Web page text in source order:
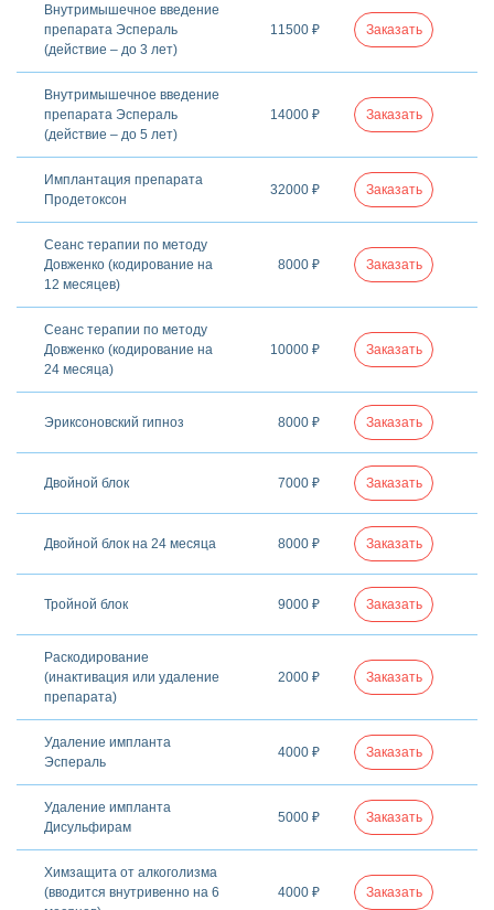
Внутримышечное введение
препарата Эспераль
(действие – до 3 лет)
11500 ₽ Заказать
Внутримышечное введение
препарата Эспераль
(действие – до 5 лет)
14000 ₽ Заказать
Имплантация препарата
Продетоксон
32000 ₽ Заказать
Сеанс терапии по методу
Довженко (кодирование на
12 месяцев)
8000 ₽ Заказать
Сеанс терапии по методу
Довженко (кодирование на
24 месяца)
10000 ₽ Заказать
Эриксоновский гипноз 8000 ₽ Заказать
Двойной блок 7000 ₽ Заказать
Двойной блок на 24 месяца 8000 ₽ Заказать
Тройной блок 9000 ₽ Заказать
Раскодирование
(инактивация или удаление
препарата)
2000 ₽ Заказать
Удаление импланта
Эспераль
4000 ₽ Заказать
Удаление импланта
Дисульфирам
5000 ₽ Заказать
Химзащита от алкоголизма
(вводится внутривенно на 6
4000 ₽ Заказать